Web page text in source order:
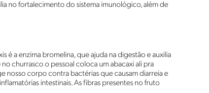
no fortalecimento do sistema imunológico, além de
é a enzima bromelina, que ajuda na digestão e auxilia
churrasco o pessoal coloca um abacaxi ali pra
nosso corpo contra bactérias que causam diarreia e
intestinais. As fibras presentes no fruto